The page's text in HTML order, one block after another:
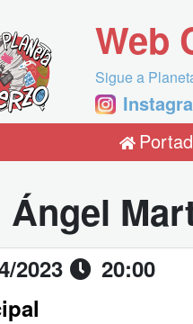
Web
Sigue a
Ángel
2023
20:00